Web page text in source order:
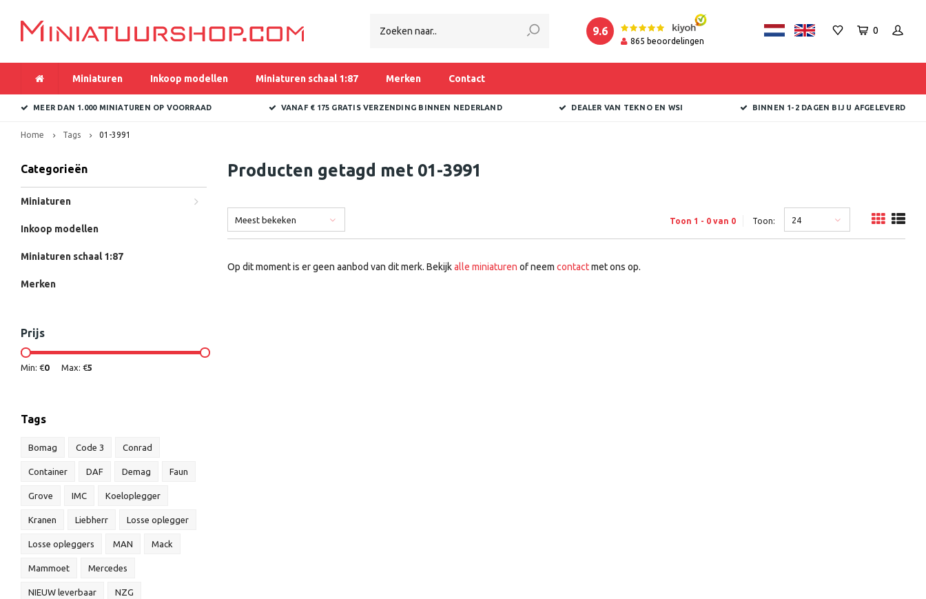
9.6
865 beoordelingen
0
Miniaturen Inkoop modellen Miniaturen schaal 1:87 Merken Contact
MEER DAN 1.000 MINIATUREN OP VOORRAAD VANAF € 175 GRATIS VERZENDING BINNEN NEDERLAND DEALER VAN TEKNO EN WSI BINNEN 1-2 DAGEN BIJ U AFGELEVERD
Home Tags 01-3991
Categorieën
Miniaturen
Inkoop modellen
Miniaturen schaal 1:87
Merken
Prijs
Min: €0 Max: €5
Tags
Bomag Code 3 Conrad
Container DAF Demag Faun
Grove IMC Koeloplegger
Kranen Liebherr Losse oplegger
Losse opleggers MAN Mack
Mammoet Mercedes
NIEUW leverbaar NZG
Producten getagd met 01-3991
Meest bekeken Toon 1 - 0 van 0 Toon: 24
Op dit moment is er geen aanbod van dit merk. Bekijkalle miniaturen of neem contactmet ons op.